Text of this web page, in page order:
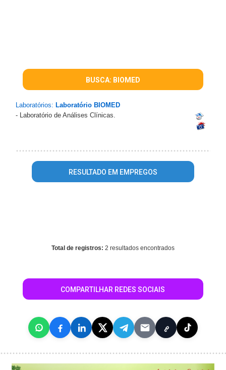
BUSCA: BIOMED
Laboratórios: Laboratório BIOMED
- Laboratório de Análises Clínicas.
RESULTADO EM EMPREGOS
Total de registros: 2 resultados encontrados
COMPARTILHAR REDES SOCIAIS